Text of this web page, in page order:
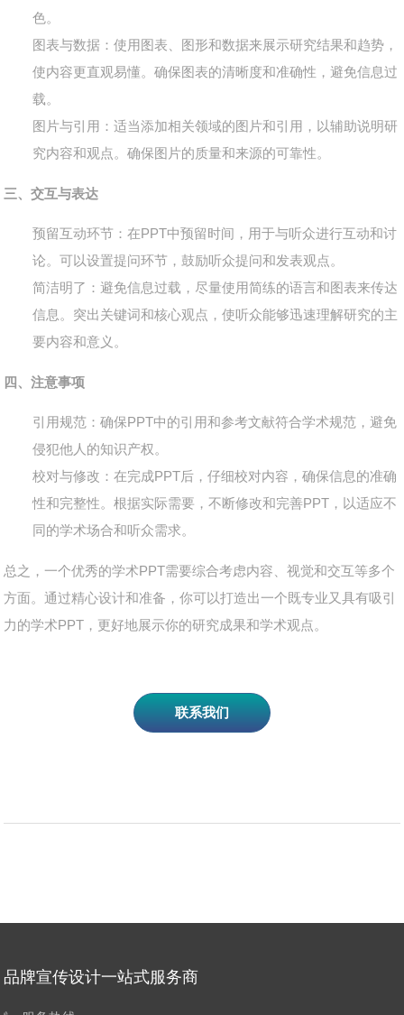
色。
图表与数据 ：使用图表、图形和数据来展示研究结果和趋势，
使内容更直观易懂。确保图表的清晰度和准确性，避免信息过
载。
图片与引用 ：适当添加相关领域的图片和引用，以辅助说明研
究内容和观点。确保图片的质量和来源的可靠性。
三、交互与表达
预留互动环节 ：在PPT中预留时间，用于与听众进行互动和讨
论。可以设置提问环节，鼓励听众提问和发表观点。
简洁明了 ：避免信息过载，尽量使用简练的语言和图表来传达
信息。突出关键词和核心观点，使听众能够迅速理解研究的主
要内容和意义。
四、注意事项
引用规范 ：确保PPT中的引用和参考文献符合学术规范，避免
侵犯他人的知识产权。
校对与修改 ：在完成PPT后，仔细校对内容，确保信息的准确
性和完整性。根据实际需要，不断修改和完善PPT，以适应不
同的学术场合和听众需求。
总之，一个优秀的学术PPT需要综合考虑内容、视觉和交互等多个
方面。通过精心设计和准备，你可以打造出一个既专业又具有吸引
力的学术PPT，更好地展示你的研究成果和学术观点。
联系我们
品牌宣传设计一站式服务商